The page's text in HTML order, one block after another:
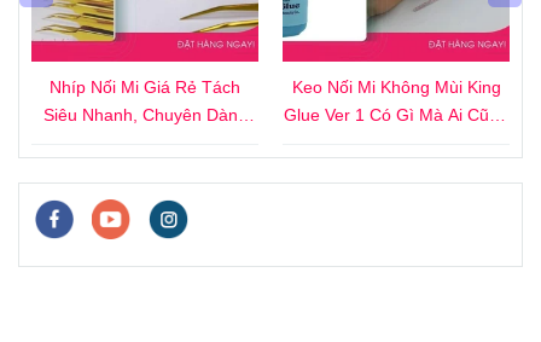
Nhíp Nối Mi Giá Rẻ Tách
Siêu Nhanh, Chuyên Dành
Keo Nối Mi Không Mùi King
Glue Ver 1 Có Gì Mà Ai Cũng